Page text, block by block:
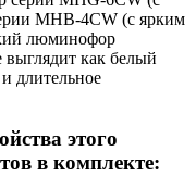
MHB-4CW (с ярким
люминофор
выглядит как белый
длительное
этого
в комплекте: